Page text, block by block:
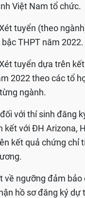
Việt Nam tổ chức.
tuyển (theo
THPT năm 2022.
tuyển dựa trên
2022 theo các tổ
ngành.
với thí sinh đăng
kết với ĐH Arizona,
kết quả chứng chỉ
về ngưỡng đảm bảo
hồ sơ đăng ký dự